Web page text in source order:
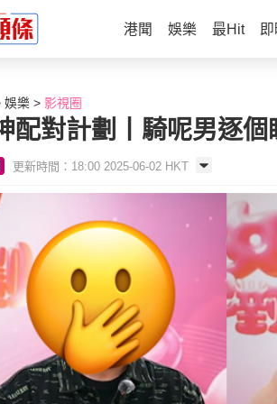
港聞 娛樂 最Hit
娛樂 影視圈
配對計劃丨騎呢男逐
更新時間：18:00 2025-06-02 HKT